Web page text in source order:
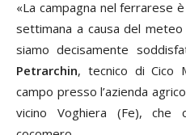
«La campagna nel ferrarese
settimana a causa del meteo
siamo decisamente
Petrarchin, tecnico di Cico
campo presso l’azienda
vicino Voghiera (Fe),